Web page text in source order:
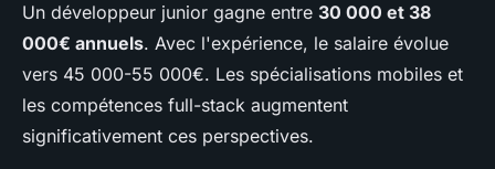
Un développeur junior gagne entre 30 000 et 38
000€ annuels. Avec l'expérience, le salaire évolue
vers 45 000-55 000€. Les spécialisations mobiles et
les compétences full-stack augmentent
significativement ces perspectives.